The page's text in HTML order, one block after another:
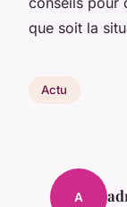
que soit la
Actu
A